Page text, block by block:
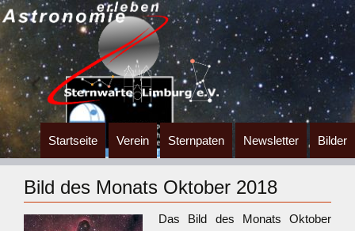
Zum
Inhalt
springen
Startseite Verein Sternpaten Newsletter Bilder
Bild des Monats Oktober 2018
Das Bild des Monats Oktober